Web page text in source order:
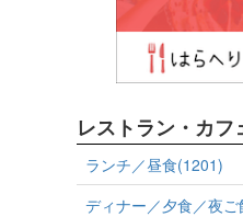
レストラン・カフ
ランチ／昼食(1201)
ディナー／夕食／夜